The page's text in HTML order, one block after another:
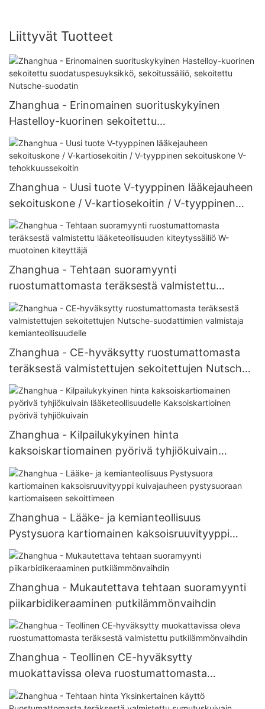
Liittyvät Tuotteet
Zhanghua - Erinomainen suorituskykyinen
Hastelloy-kuorinen sekoitettu
suodatuspesuyksikkö, sekoitussäiliö, sekoitettu
Nutsche-suodatin
Zhanghua - Uusi tuote V-tyyppinen lääkejauheen
sekoituskone / V-kartiosekoitin / V-tyyppinen
sekoituskone V-tehokkuussekoitin
Zhanghua - Tehtaan suoramyynti
ruostumattomasta teräksestä valmistettu
lääketeollisuuden kiteytyssäiliö W-muotoinen
kiteyttäjä
Zhanghua - CE-hyväksytty ruostumattomasta
teräksestä valmistettujen sekoitettujen Nutsche-
suodattimien valmistaja kemianteollisuudelle
Zhanghua - Kilpailukykyinen hinta
kaksoiskartiomainen pyörivä tyhjiökuivain
lääketeollisuudelle Kaksoiskartioinen pyörivä
tyhjiökuivain
Zhanghua - Lääke- ja kemianteollisuus
Pystysuora kartiomainen kaksoisruuvityyppi
kuivajauheen pystysuoraan kartiomaiseen
sekoittimeen
Zhanghua - Mukautettava tehtaan suoramyynti
piikarbidikeraaminen putkilämmönvaihdin
Zhanghua - Teollinen CE-hyväksytty
muokattavissa oleva ruostumattomasta
teräksestä valmistettu putkilämmönvaihdin